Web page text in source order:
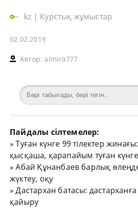
kz | Курстық жұмыстар
02.02.2019
Автор:almira777
Пайдалы сілтемелер:
»Туған күнге 99 тілектер
қысқаша, қарапайым туған күнге
»Абай Құнанбаев барлық
жүктеу, оқу
»Дастархан батасы:
қайыру